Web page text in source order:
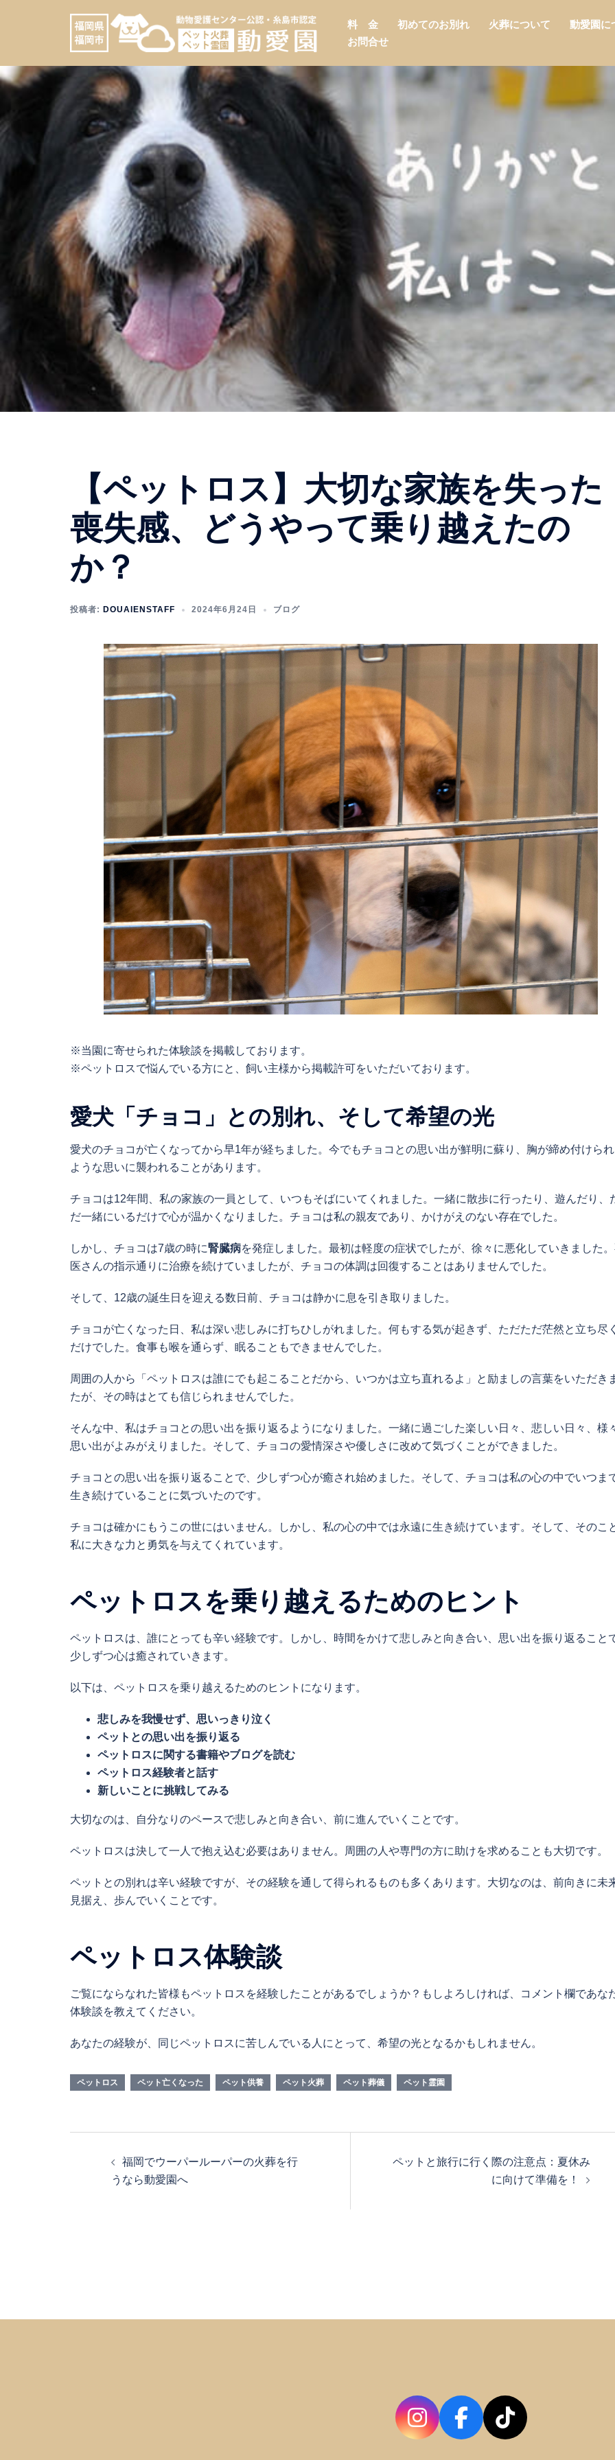
プ
ツ
ス
キ
料 金 初めてのお別れ 火葬について
動愛園に
お問合せ
【ペットロス】大切な家族を失った
喪失感、どうやって乗り越えたの
か？
投稿者: DOUAIENSTAFF 2024年6月24日 ブログ
※当園に寄せられた体験談を掲載しております。
※ペットロスで悩んでいる方にと、飼い主様から掲載許可をいただいております。
愛犬「チョコ」との別れ、そして希望の光
愛犬のチョコが亡くなってから早1年が経ちました。今でもチョコとの思い出が鮮明に蘇り、胸が締め付けら
ような思いに襲われることがあります。
チョコは12年間、私の家族の一員として、いつもそばにいてくれました。一緒に散歩に行ったり、遊んだり、
だ一緒にいるだけで心が温かくなりました。チョコは私の親友であり、かけがえのない存在でした。
しかし、チョコは7歳の時に腎臓病を発症しました。最初は軽度の症状でしたが、徐々に悪化していきました
医さんの指示通りに治療を続けていましたが、チョコの体調は回復することはありませんでした。
そして、12歳の誕生日を迎える数日前、チョコは静かに息を引き取りました。
チョコが亡くなった日、私は深い悲しみに打ちひしがれました。何もする気が起きず、ただただ茫然と立ち尽
だけでした。食事も喉を通らず、眠ることもできませんでした。
周囲の人から「ペットロスは誰にでも起こることだから、いつかは立ち直れるよ」と励ましの言葉をいただき
たが、その時はとても信じられませんでした。
そんな中、私はチョコとの思い出を振り返るようになりました。一緒に過ごした楽しい日々、悲しい日々、様
思い出がよみがえりました。そして、チョコの愛情深さや優しさに改めて気づくことができました。
チョコとの思い出を振り返ることで、少しずつ心が癒され始めました。そして、チョコは私の心の中でいつま
生き続けていることに気づいたのです。
チョコは確かにもうこの世にはいません。しかし、私の心の中では永遠に生き続けています。そして、そのこ
私に大きな力と勇気を与えてくれています。
ペットロスを乗り越えるためのヒント
ペットロスは、誰にとっても辛い経験です。しかし、時間をかけて悲しみと向き合い、思い出を振り返ること
少しずつ心は癒されていきます。
以下は、ペットロスを乗り越えるためのヒントになります。
悲しみを我慢せず、思いっきり泣く
ペットとの思い出を振り返る
ペットロスに関する書籍やブログを読む
ペットロス経験者と話す
新しいことに挑戦してみる
大切なのは、自分なりのペースで悲しみと向き合い、前に進んでいくことです。
ペットロスは決して一人で抱え込む必要はありません。周囲の人や専門の方に助けを求めることも大切です。
ペットとの別れは辛い経験ですが、その経験を通して得られるものも多くあります。大切なのは、前向きに未
見据え、歩んでいくことです。
ペットロス体験談
ご覧にならなれた皆様もペットロスを経験したことがあるでしょうか？もしよろしければ、コメント欄であな
体験談を教えてください。
あなたの経験が、同じペットロスに苦しんでいる人にとって、希望の光となるかもしれません。
ペットロス ペット亡くなった ペット供養 ペット火葬 ペット葬儀 ペット霊園
福岡でウーパールーパーの火葬を行
うなら動愛園へ
ペットと旅行に行く際の注意点：夏休み
に向けて準備を！